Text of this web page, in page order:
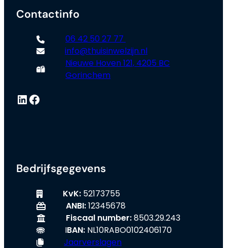
Contactinfo
06 42 50 27 77
info@thuisinwelzijn.nl
Nieuwe Hoven 121, 4205 BC
Gorinchem
LinkedIn
Facebook
Bedrijfsgegevens
KvK: 52173755
ANBI:12345678
Fiscaal number:8503.29.243
IBAN: NL10RABO0102406170
Jaarverslagen